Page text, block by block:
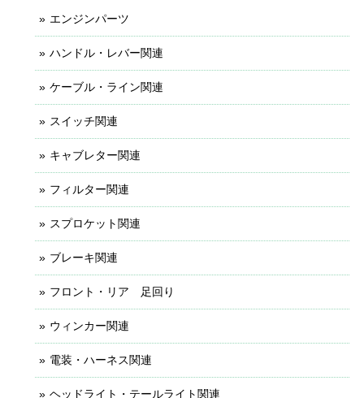
エンジンパーツ
ハンドル・レバー関連
ケーブル・ライン関連
スイッチ関連
キャブレター関連
フィルター関連
スプロケット関連
ブレーキ関連
フロント・リア 足回り
ウィンカー関連
電装・ハーネス関連
ヘッドライト・テールライト関連